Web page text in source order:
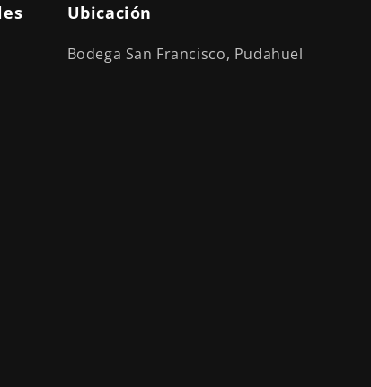
Ubicación
Bodega San Francisco, Pudahuel